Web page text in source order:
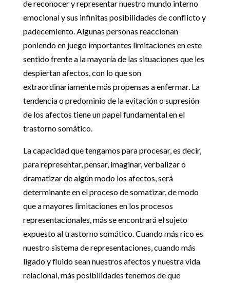
de reconocer y representar nuestro mundo interno
emocional y sus infinitas posibilidades de conflicto y
padecemiento. Algunas personas reaccionan
poniendo en juego importantes limitaciones en este
sentido frente a la mayoría de las situaciones que les
despiertan afectos, con lo que son
extraordinariamente más propensas a enfermar. La
tendencia o predominio de la evitación o supresión
de los afectos tiene un papel fundamental en el
trastorno somático.
La capacidad que tengamos para procesar, es decir,
para representar, pensar, imaginar, verbalizar o
dramatizar de algún modo los afectos, será
determinante en el proceso de somatizar, de modo
que a mayores limitaciones en los procesos
representacionales, más se encontrará el sujeto
expuesto al trastorno somático. Cuando más rico es
nuestro sistema de representaciones, cuando más
ligado y fluido sean nuestros afectos y nuestra vida
relacional, más posibilidades tenemos de que